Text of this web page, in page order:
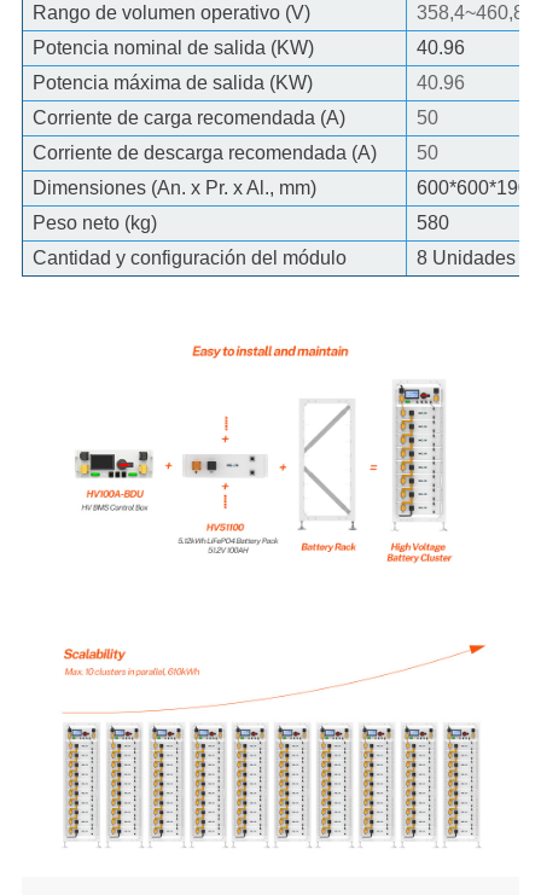
Rango de volumen operativo (V)
358,4~460,8
Potencia nominal de salida (KW)
40.96
Potencia máxima de salida (KW)
40.96
Corriente de carga recomendada (A)
50
Corriente de descarga recomendada (A)
50
Dimensiones (An. x Pr. x Al., mm)
600*600*1900
Peso neto (kg)
580
Cantidad y configuración del módulo
8 Unidades